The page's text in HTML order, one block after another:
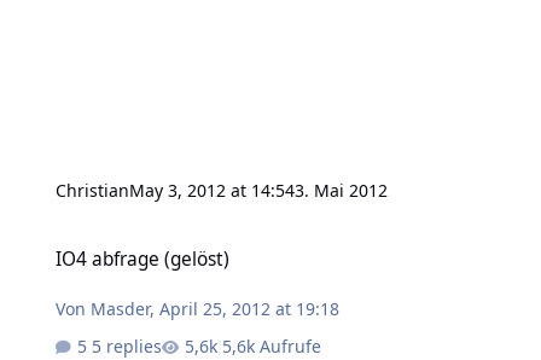
ChristianMay 3, 2012 at 14:543. Mai 2012
IO4 abfrage (gelöst)
Von Masder,April 25, 2012 at 19:18
5 replies
5,6k Aufrufe